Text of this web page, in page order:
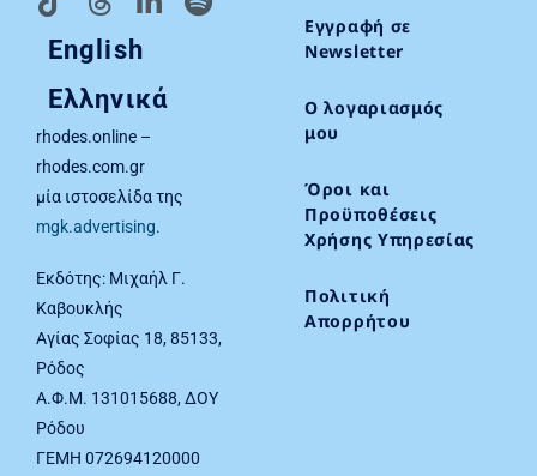
English
Ελληνικά
rhodes.online –
rhodes.com.gr
μία ιστοσελίδα της
mgk.advertising.
Εκδότης: Μιχαήλ Γ.
Καβουκλής
Αγίας Σοφίας 18, 85133,
Ρόδος
Α.Φ.Μ. 131015688, ΔΟΥ
Ρόδου
ΓΕΜΗ 072694120000
Εγγραφή σε
Newsletter
Ο λογαριασμός
μου
Όροι και
Προϋποθέσεις
Χρήσης Υπηρεσίας
Πολιτική
Απορρήτου